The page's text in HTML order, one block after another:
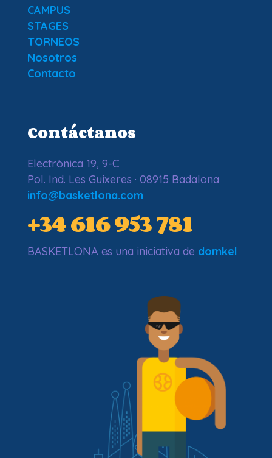
CAMPUS
STAGES
TORNEOS
Nosotros
Contacto
Contáctanos
Electrònica 19, 9-C
Pol. Ind. Les Guixeres · 08915 Badalona
info@basketlona.com
+34 616 953 781
BASKETLONA es una iniciativa de domkel